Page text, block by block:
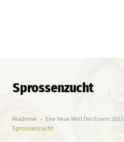
Sprossenzucht
Akademie Eine Neue Welt Des Essens 2023
Sprossenzucht